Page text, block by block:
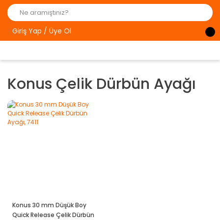
Giriş Yap / Üye Ol
Konus Çelik Dürbün Ayağı
Konus 30 mm Düşük Boy
Quick Release Çelik Dürbün